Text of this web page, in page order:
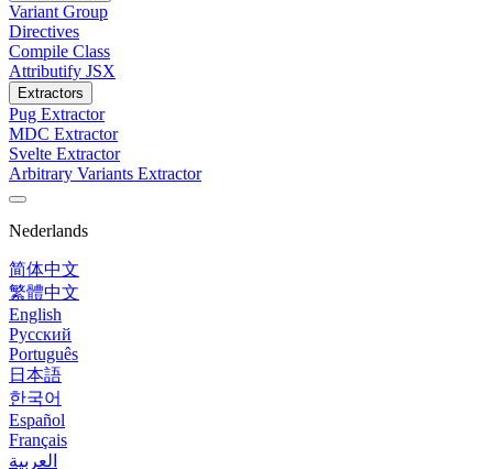
Variant Group
Directives
Compile Class
Attributify JSX
Extractors
Pug Extractor
MDC Extractor
Svelte Extractor
Arbitrary Variants Extractor
Nederlands
简体中文
繁體中文
English
Русский
Português
日本語
한국어
Español
Français
العربية